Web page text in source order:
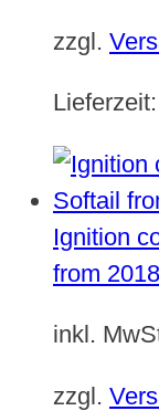
zzgl.
Lieferzeit:
Ignition
from
inkl.
zzgl.